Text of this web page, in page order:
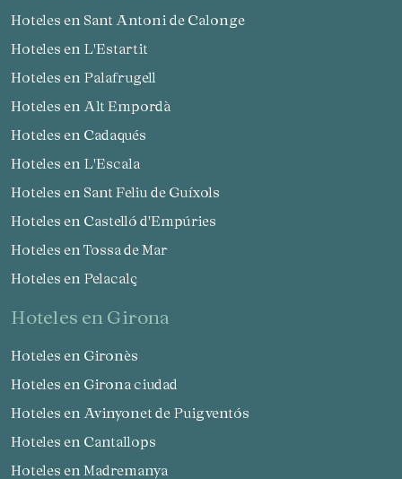
Hoteles en Sant Antoni de Calonge
Hoteles en L'Estartit
Hoteles en Palafrugell
Hoteles en Alt Empordà
Hoteles en Cadaqués
Hoteles en L'Escala
Hoteles en Sant Feliu de Guíxols
Hoteles en Castelló d'Empúries
Hoteles en Tossa de Mar
Hoteles en Pelacalç
hoteles en Girona
Hoteles en Gironès
Hoteles en Girona ciudad
Hoteles en Avinyonet de Puigventós
Hoteles en Cantallops
Hoteles en Madremanya